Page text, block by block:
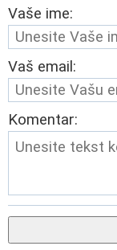
Vaše ime:
Vaš email:
Komentar: